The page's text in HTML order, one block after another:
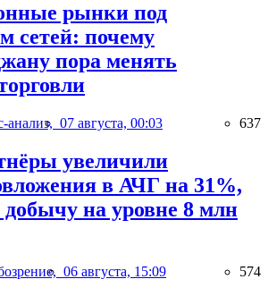
рынки под
сетей: почему
пора менять
анализ, 07 августа, 00:03 637
увеличили
в АЧГ на 31%,
добычу на уровне 8 млн
06 августа, 15:09 574